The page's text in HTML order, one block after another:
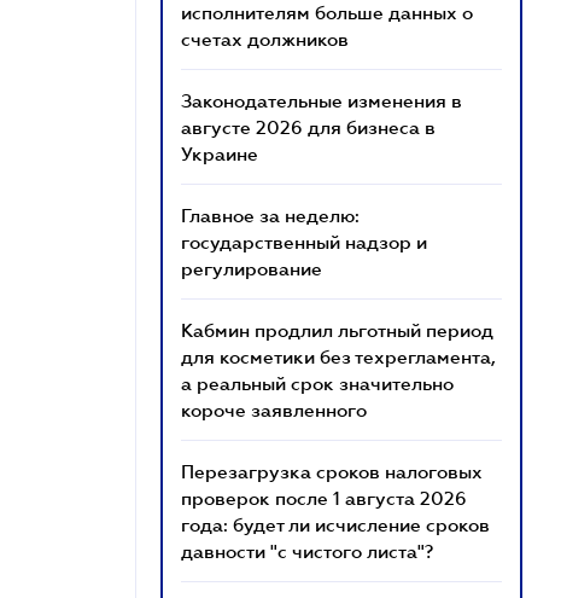
исполнителям больше данных о
счетах должников
Законодательные изменения в
августе 2026 для бизнеса в
Украине
Главное за неделю:
государственный надзор и
регулирование
Кабмин продлил льготный период
для косметики без техрегламента,
а реальный срок значительно
короче заявленного
Перезагрузка сроков налоговых
проверок после 1 августа 2026
года: будет ли исчисление сроков
давности "с чистого листа"?